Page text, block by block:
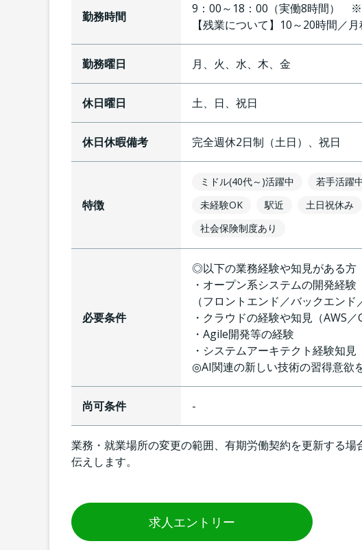
勤務時間
9：00～18：00（実働8時間） ※
【残業について】 10～20時間／
勤務曜日 月、火、水、木、金
休日曜日 土、日、祝日
休日休暇備考 完全週休2日制（土日）、祝日
特徴
ミドル(40代～)活躍中 若手活躍
未経験OK
駅近 土日祝休み
社会保険制度あり
必要条件
◎以下の業務経験や知見がある方
・オープン系システムの開発経験
（フロントエンド／バックエン
・クラウドの経験や知見（AWS／
・Agile開発等の経験
・システムアーキテクト経験知見
◎AI関連の新しい技術の習得意欲
尚可条件 -
業務・就業場所の変更の範囲、有期労働契約を更新する
伝えします。
求人エントリー